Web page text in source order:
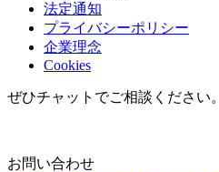
法定通知
プライバシーポリシー
企業理念
Cookies
ぜひチャットでご相談ください。
お問い合わせ